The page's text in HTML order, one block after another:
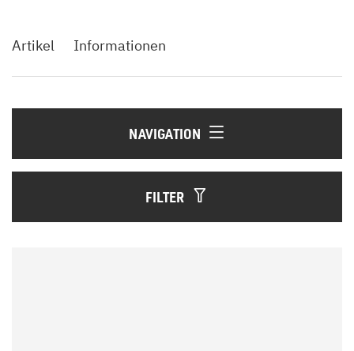
Artikel Informationen
NAVIGATION
FILTER